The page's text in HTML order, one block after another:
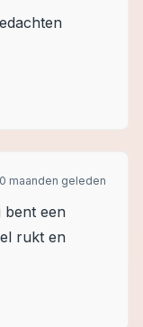
maanden geleden
bent een
rukt en